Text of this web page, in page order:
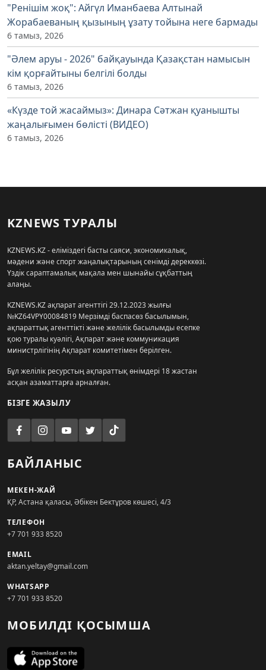
"Ренішім жоқ": Айгүл Иманбаева Алтынай
Жорабаеваның қызының ұзату тойына неге бармады
6 тамыз, 2026
"Әлем аруы - 2026" байқауында Қазақстан намысын
кім қорғайтыны белгілі болды
6 тамыз, 2026
«Күзде той жасаймыз»: Динара Сәтжан қуанышты
жаңалығымен бөлісті (ВИДЕО)
6 тамыз, 2026
KZNEWS ТУРАЛЫ
KZNEWS.KZ - еліміздегі басты саяси, экономикалық,
мәдени және спорт жаңалықтарының сенімді дереккөзі.
Үздік сараптамалық мақала мен шынайы сұқбаттың
алаңы.
KZNEWS.KZ ақпарат агенттігі 29.12.2023 жылғы
№KZ64VPY00084819 Мерзімді баспасөз басылымын,
ақпараттық агенттікті және желілік басылымды есепке
қою туралы куәлігі, Ақпарат және коммуникация
министрлігінің Ақпарат комитетімен берілген.
Бұл желілік ресурстың ақпараттық өнімдері 18 жастан
асқан азаматтарға арналған.
БІЗГЕ ЖАЗЫЛУ
БАЙЛАНЫС
МЕКЕН-ЖАЙ
ҚР, Астана қаласы, Әбікен Бектұров көшесі, 4/3
ТЕЛЕФОН
+7 701 933 8520
EMAIL
aktan.yeltay@gmail.com
WHATSAPP
+7 701 933 8520
МОБИЛДІ ҚОСЫМША